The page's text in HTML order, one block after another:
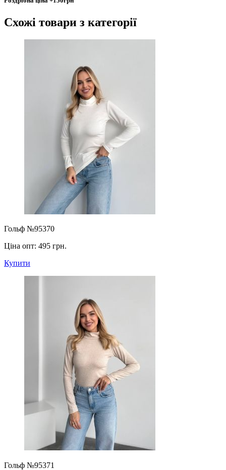
Схожі товари з категорії
Гольф №95370
Ціна опт: 495 грн.
Купити
Гольф №95371